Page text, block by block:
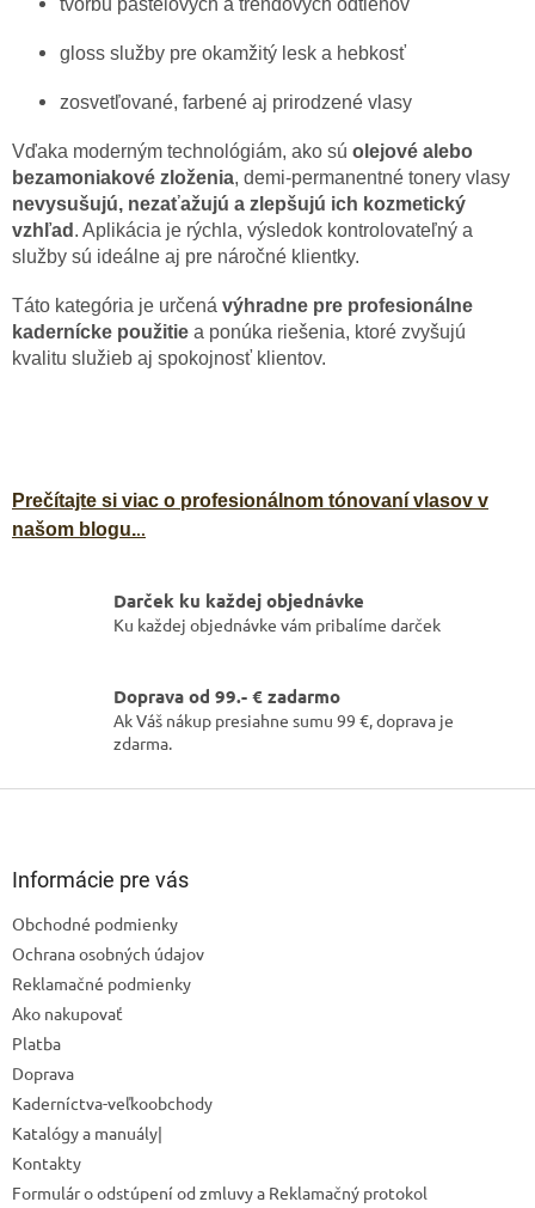
tvorbu pastelových a trendových odtieňov
gloss služby pre okamžitý lesk a hebkosť
zosvetľované, farbené aj prirodzené vlasy
Vďaka moderným technológiám, ako sú olejové alebo
bezamoniakové zloženia, demi-permanentné tonery vlasy
nevysušujú, nezaťažujú a zlepšujú ich kozmetický
vzhľad . Aplikácia je rýchla, výsledok kontrolovateľný a
služby sú ideálne aj pre náročné klientky.
Táto kategória je určená výhradne pre profesionálne
kadernícke použitie a ponúka riešenia, ktoré zvyšujú
kvalitu služieb aj spokojnosť klientov.
Prečítajte si viac o profesionálnom tónovaní vlasov v
našom blogu...
Darček ku každej objednávke
Ku každej objednávke vám pribalíme darček
Doprava od 99.- € zadarmo
Ak Váš nákup presiahne sumu 99 €, doprava je
zdarma.
Informácie pre vás
Obchodné podmienky
Ochrana osobných údajov
Reklamačné podmienky
Ako nakupovať
Platba
Doprava
Kaderníctva-veľkoobchody
Katalógy a manuály|
Kontakty
Formulár o odstúpení od zmluvy a Reklamačný protokol